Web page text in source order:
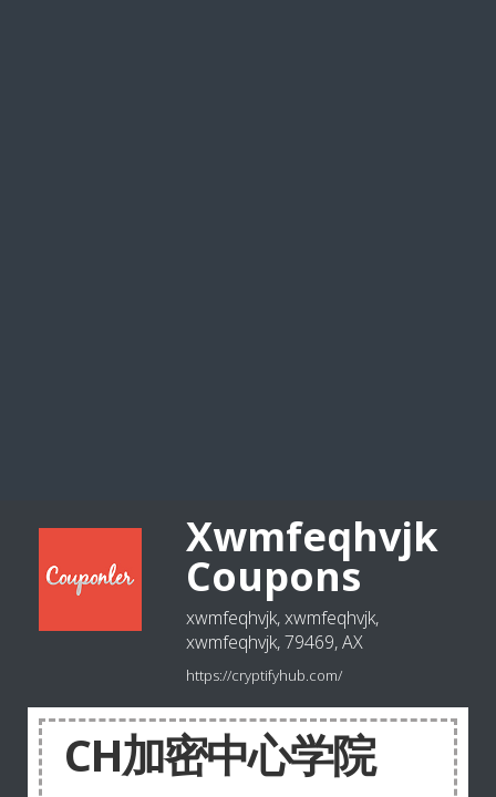
Xwmfeqhvjk
Coupons
xwmfeqhvjk, xwmfeqhvjk,
xwmfeqhvjk, 79469, AX
https://cryptifyhub.com/
CH加密中心学院